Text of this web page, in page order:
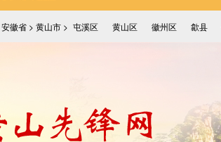
安徽省 > 黄山市 > 屯溪区 黄山区 徽州区 歙县